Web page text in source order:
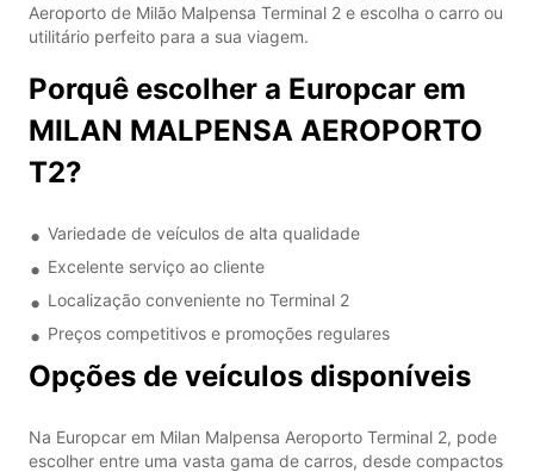
Aeroporto de Milão Malpensa Terminal 2 e escolha o carro ou
utilitário perfeito para a sua viagem.
Porquê escolher a Europcar em
MILAN MALPENSA AEROPORTO
T2?
Variedade de veículos de alta qualidade
Excelente serviço ao cliente
Localização conveniente no Terminal 2
Preços competitivos e promoções regulares
Opções de veículos disponíveis
Na Europcar em Milan Malpensa Aeroporto Terminal 2, pode
escolher entre uma vasta gama de carros, desde compactos